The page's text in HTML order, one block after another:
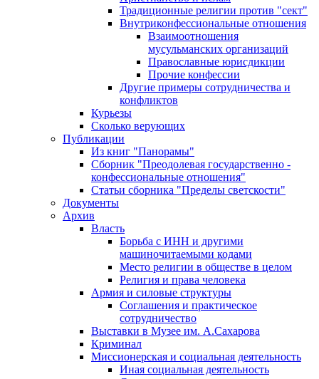
Традиционные религии против "сект"
Внутриконфессиональные отношения
Взаимоотношения
мусульманских организаций
Православные юрисдикции
Прочие конфессии
Другие примеры сотрудничества и
конфликтов
Курьезы
Сколько верующих
Публикации
Из книг "Панорамы"
Сборник "Преодолевая государственно -
конфессиональные отношения"
Статьи сборника "Пределы светскости"
Документы
Архив
Власть
Борьба с ИНН и другими
машиночитаемыми кодами
Место религии в обществе в целом
Религия и права человека
Армия и силовые структуры
Соглашения и практическое
сотрудничество
Выставки в Музее им. А.Сахарова
Криминал
Миссионерская и социальная деятельность
Иная социальная деятельность